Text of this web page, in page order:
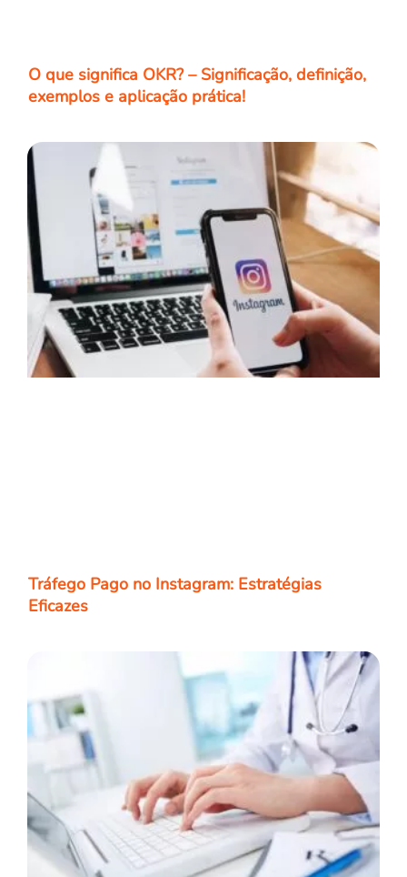
O que significa OKR? – Significação, definição,
exemplos e aplicação prática!
Tráfego Pago no Instagram: Estratégias
Eficazes